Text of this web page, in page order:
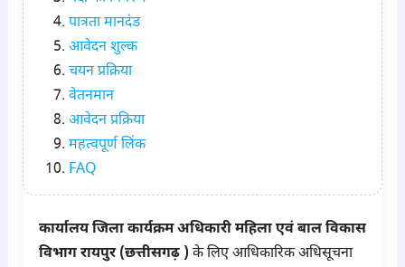
पात्रता मानदंड
आवेदन शुल्क
चयन प्रक्रिया
वेतनमान
आवेदन प्रक्रिया
महत्वपूर्ण लिंक
FAQ
कार्यालय जिला कार्यक्रम अधिकारी महिला एवं बाल विकास
विभाग रायपुर (छत्तीसगढ़ ) के लिए आधिकारिक अधिसूचना